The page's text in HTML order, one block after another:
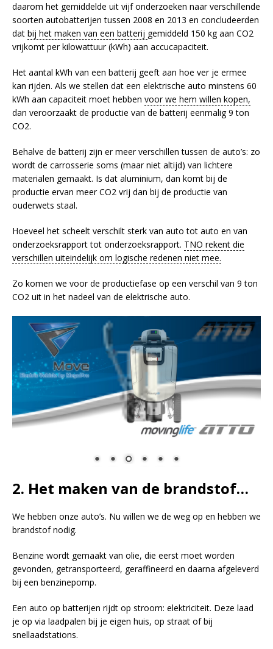
daarom het gemiddelde uit vijf onderzoeken naar verschillende
soorten autobatterijen tussen 2008 en 2013 en concludeerden
dat bij het maken van een batterij gemiddeld 150 kg aan CO2
vrijkomt per kilowattuur (kWh) aan accucapaciteit.
Het aantal kWh van een batterij geeft aan hoe ver je ermee
kan rijden. Als we stellen dat een elektrische auto minstens 60
kWh aan capaciteit moet hebben voor we hem willen kopen,
dan veroorzaakt de productie van de batterij eenmalig 9 ton
CO2.
Behalve de batterij zijn er meer verschillen tussen de auto’s: zo
wordt de carrosserie soms (maar niet altijd) van lichtere
materialen gemaakt. Is dat aluminium, dan komt bij de
productie ervan meer CO2 vrij dan bij de productie van
ouderwets staal.
Hoeveel het scheelt verschilt sterk van auto tot auto en van
onderzoeksrapport tot onderzoeksrapport. TNO rekent die
verschillen uiteindelijk om logische redenen niet mee.
Zo komen we voor de productiefase op een verschil van 9 ton
CO2 uit in het nadeel van de elektrische auto.
2. Het maken van de brandstof…
We hebben onze auto’s. Nu willen we de weg op en hebben we
brandstof nodig.
Benzine wordt gemaakt van olie, die eerst moet worden
gevonden, getransporteerd, geraffineerd en daarna afgeleverd
bij een benzinepomp.
Een auto op batterijen rijdt op stroom: elektriciteit. Deze laad
je op via laadpalen bij je eigen huis, op straat of bij
snellaadstations.